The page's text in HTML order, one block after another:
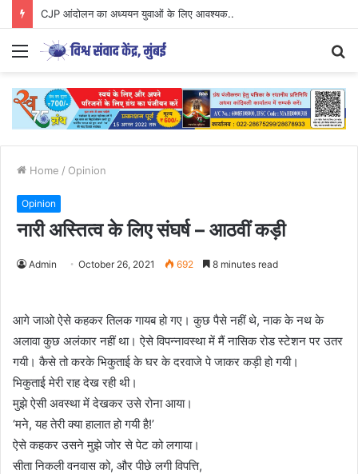
Parenting Has Its Limits….
Menu
Home / Opinion
Opinion
नारी अस्तित्व के लिए संघर्ष – आठवीं कड़ी
Admin October 26, 2021 692 8 minutes read
आगे जाओ ऐसे कहकर तिलक गायब हो गए। कुछ पैसे नहीं थे, नाक के नथ के
अलावा कुछ अलंकार नहीं था। ऐसे विपन्नावस्था में मैं नासिक रोड स्टेशन पर उतर
गयी। कैसे तो करके भिकुताई के घर के दरवाजे पे जाकर कड़ी हो गयी।
भिकुताई मेरी राह देख रही थी।
मुझे ऐसी अवस्था में देखकर उसे रोना आया।
‘मने, यह तेरी क्या हालात हो गयी है!’
ऐसे कहकर उसने मुझे जोर से पेट को लगाया।
सीता निकली वनवास को, और पीछे लगी विपत्ति,